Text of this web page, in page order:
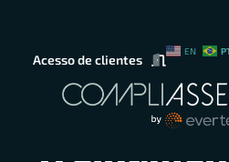
Acesso de clientes
EN
PLATAFORMA ON-